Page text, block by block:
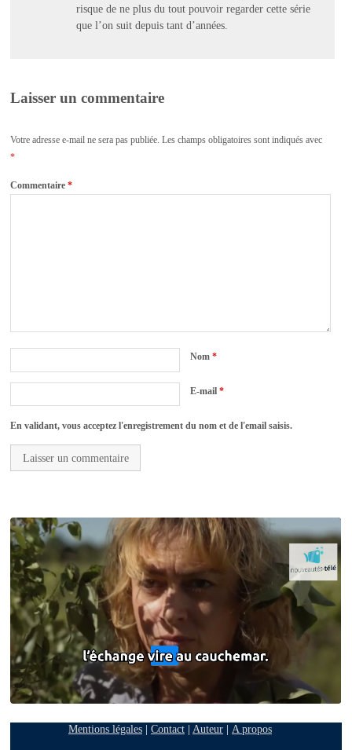
risque de ne plus du tout pouvoir regarder cette série
que l’on suit depuis tant d’années.
Laisser un commentaire
Votre adresse e-mail ne sera pas publiée. Les champs obligatoires sont indiqués avec
*
Commentaire*
Nom*
E-mail*
En validant, vous acceptez l'enregistrement du nom et de l'email saisis.
Mentions légales| Contact| Auteur| A propos